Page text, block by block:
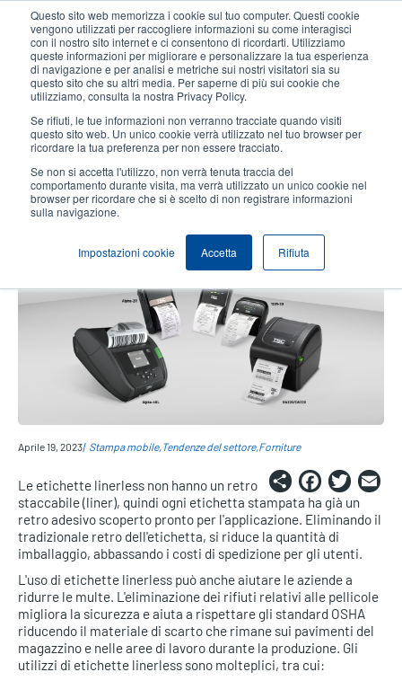
Questo sito web memorizza i cookie sul tuo computer. Questi cookie
vengono utilizzati per raccogliere informazioni su come interagisci
con il nostro sito internet e ci consentono di ricordarti. Utilizziamo
queste informazioni per migliorare e personalizzare la tua esperienza
di navigazione e per analisi e metriche sui nostri visitatori sia su
questo sito che su altri media. Per saperne di più sui cookie che
utilizziamo, consulta la nostra Privacy Policy.
Se rifiuti, le tue informazioni non verranno tracciate quando visiti
questo sito web. Un unico cookie verrà utilizzato nel tuo browser per
ricordare la tua preferenza per non essere tracciato.
Se non si accetta l'utilizzo, non verrà tenuta traccia del
comportamento durante visita, ma verrà utilizzato un unico cookie nel
browser per ricordare che si è scelto di non registrare informazioni
sulla navigazione.
Impostazioni cookie Accetta Rifiuta
contenuto
principale
User
account
User
Header
Seleziona Prodotti Contatto Vendite
I quattro vantaggi principali
dell'impiego di stampanti ed
etichette linerless
Aprile 19, 2023 Stampa mobile Tendenze del settore Forniture
Share
Le etichette linerless non hanno un retro
staccabile (liner), quindi ogni etichetta stampata ha già un
retro adesivo scoperto pronto per l'applicazione. Eliminando il
tradizionale retro dell'etichetta, si riduce la quantità di
imballaggio, abbassando i costi di spedizione per gli utenti.
L'uso di etichette linerless può anche aiutare le aziende a
ridurre le multe. L'eliminazione dei rifiuti relativi alle pellicole
migliora la sicurezza e aiuta a rispettare gli standard OSHA
riducendo il materiale di scarto che rimane sui pavimenti del
magazzino e nelle aree di lavoro durante la produzione. Gli
utilizzi di etichette linerless sono molteplici, tra cui: